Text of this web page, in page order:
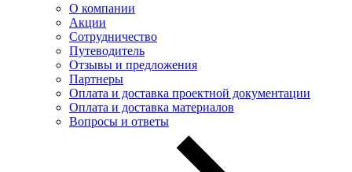
О компании
Акции
Сотрудничество
Путеводитель
Отзывы и предложения
Партнеры
Оплата и доставка проектной документации
Оплата и доставка материалов
Вопросы и ответы